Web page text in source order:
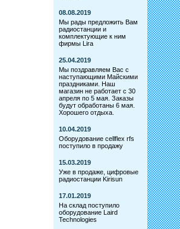
08.08.2019
Мы рады предложить Вам
радиостанции и
комплектующие к ним
фирмы Lira
25.04.2019
Мы поздравляем Вас с
наступающими Майскими
праздниками. Наш
магазин не работает с 30
апреля по 5 мая. Заказы
будут обработаны 6 мая.
Хорошего отдыха.
10.04.2019
Оборудование cellflex rfs
поступило в продажу
15.03.2019
Уже в продаже, цифровые
радиостанции Kirisun
17.01.2019
На склад поступило
оборудование Laird
Technologies